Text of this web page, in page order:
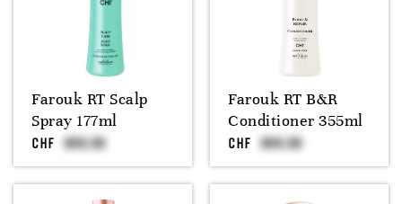
Farouk RT Scalp
Spray 177ml
CHF
Farouk RT B&R
Conditioner 355ml
CHF